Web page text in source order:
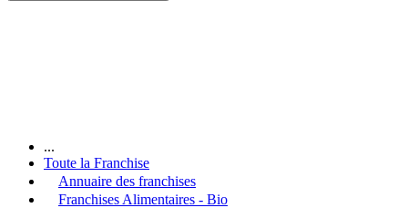
...
Toute la Franchise
Annuaire des franchises
Franchises Alimentaires - Bio